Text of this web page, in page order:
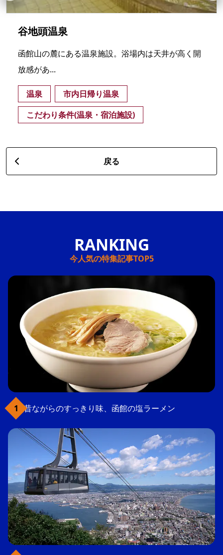
谷地頭温泉
函館山の麓にある温泉施設。浴場内は天井が高く開
放感があ...
温泉
市内日帰り温泉
こだわり条件(温泉・宿泊施設)
戻る
今人気の特集記事TOP5
昔ながらのすっきり味、函館の塩ラーメン